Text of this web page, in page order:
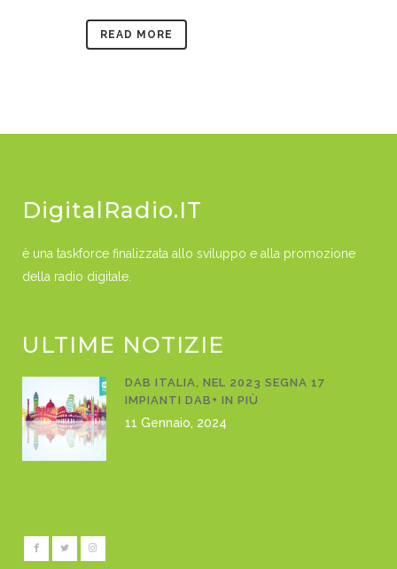
READ MORE
DigitalRadio.IT
è una taskforce finalizzata allo sviluppo e alla promozione
della radio digitale.
ULTIME NOTIZIE
DAB ITALIA, NEL 2023 SEGNA 17
IMPIANTI DAB+ IN PIÙ
11 Gennaio, 2024